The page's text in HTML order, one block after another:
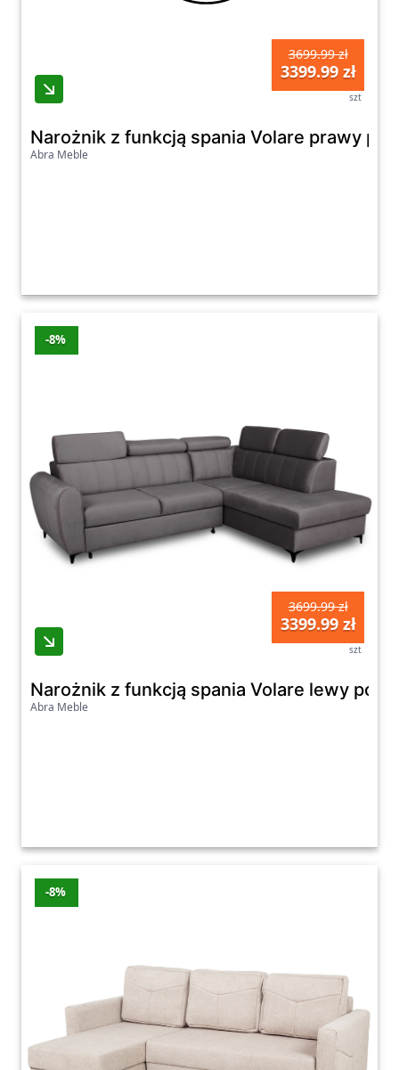
3699.99 zł
3399.99 zł
szt
Narożnik z funkcją spania Volare prawy
Abra Meble
-8%
3699.99 zł
3399.99 zł
szt
Narożnik z funkcją spania Volare lewy
Abra Meble
-8%